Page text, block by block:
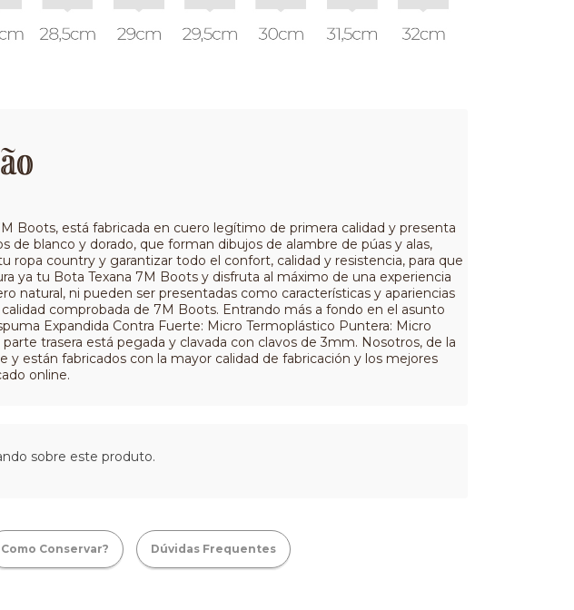
Boots, está fabricada en cuero legítimo de primera calidad y presenta
blanco y dorado, que forman dibujos de alambre de púas y alas,
country y garantizar todo el confort, calidad y resistencia, para que
ya tu Bota Texana 7M Boots y disfruta al máximo de una experiencia
natural, ni pueden ser presentadas como características y apariencias
comprobada de 7M Boots. Entrando más a fondo en el asunto
Expandida Contra Fuerte: Micro Termoplástico Puntera: Micro
trasera está pegada y clavada con clavos de 3mm. Nosotros, de la
están fabricados con la mayor calidad de fabricación y los mejores
online.
sobre este produto.
Como Conservar? Dúvidas Frequentes